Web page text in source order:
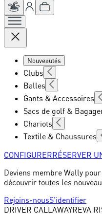
Nouveautés
Clubs
Balles
Gants & Accessoires
Sacs de golf &
Chariots
Textile & Chaussures
CONFIGURERRÉSERVER
Deviens membre Wally
découvrir toutes les
Rejoins-nousS'identifier
DRIVER CALLAWAYREVA